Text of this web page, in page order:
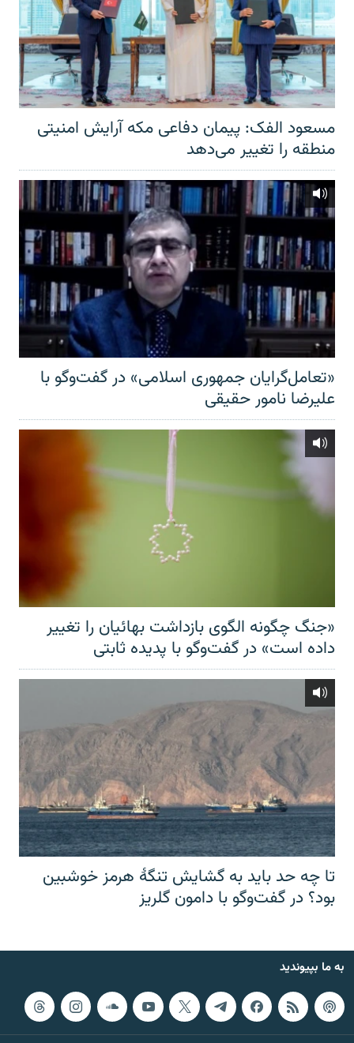
مسعود الفک: پیمان دفاعی مکه آرایش امنیتی
منطقه را تغییر می‌دهد
«تعامل‌گرایان جمهوری اسلامی» در گفت‌وگو با
علیرضا نامور حقیقی
«جنگ چگونه الگوی بازداشت بهائیان را تغییر
داده است» در گفت‌وگو با پدیده ثابتی
تا چه حد باید به گشایش تنگهٔ هرمز خوشبین
بود؟ در گفت‌وگو با دامون گلریز
به ما بپیوندید